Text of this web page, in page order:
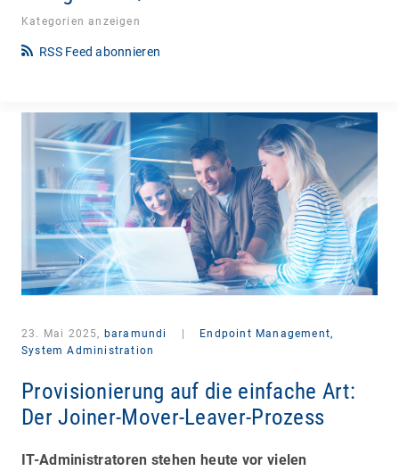
Kategorien anzeigen
RSS Feed abonnieren
23. Mai 2025, baramundi
Endpoint Management,
System Administration
Provisionierung auf die einfache Art:
Der Joiner-Mover-Leaver-Prozess
IT-Administratoren stehen heute vor vielen